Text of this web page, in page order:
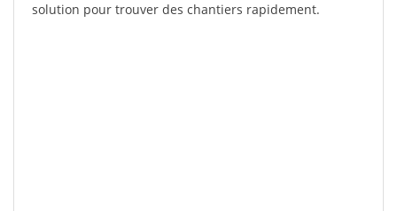
solution pour trouver des chantiers rapidement.